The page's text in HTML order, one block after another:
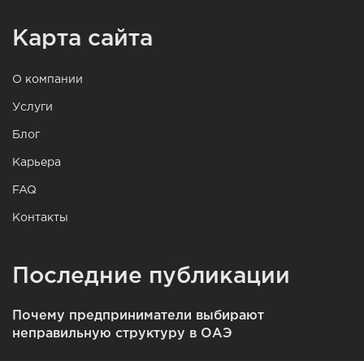
Карта сайта
О компании
Услуги
Блог
Карьера
FAQ
Контакты
Последние публикации
Почему предприниматели выбирают
неправильную структуру в ОАЭ